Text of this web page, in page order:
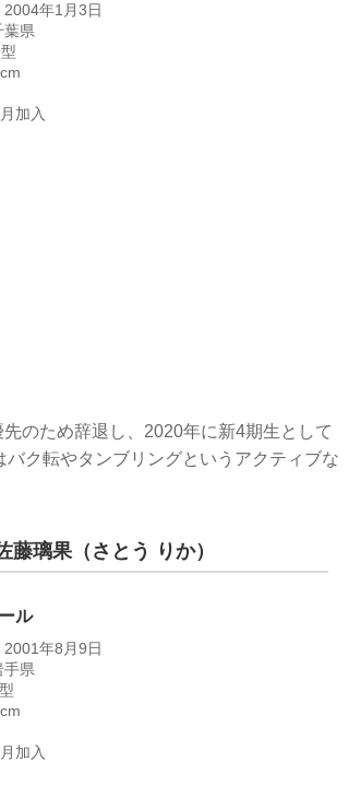
年1月3日
葉県
加入
のため辞退し、2020年に新4期生として
ク転やタンブリングというアクティブな
璃果（さとう りか）
ル
年8月9日
手県
加入